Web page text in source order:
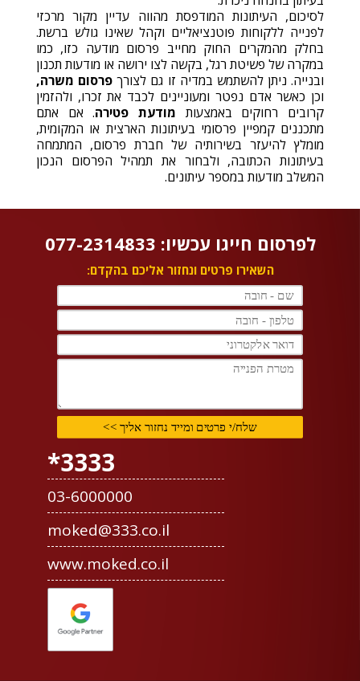
לסיכום, העיתונות המודפסת מהווה עדיין מקור מרכזי
לפנייה ללקוחות פוטנציאליים וקהל שאינו גולש ברשת.
בחלק מהמקרים החוק מחייב פרסום מודעה כזו, כמו
במקרה של פשיטת רגל, בקשה לצו ירושה או מודעות תכנון
ובנייה. ניתן להשתמש במדיה זו גם לצורך פרסום משרה,
וכן כאשר אדם נפטר ומעוניינים לכבד את זכרו, ולהזמין
קרובים רחוקים באמצעות מודעת פטירה. אם אתם
מתכננים קמפיין פרסומי בעיתונות הארצית או המקומית,
מומלץ להיעזר בשירותיה של חברת פרסום, המתמחה
בעיתונות הכתובה, ולבחור את תמהיל הפרסום הנכון
המשלב מודעות במספר עיתונים.
לפרסום חייגו עכשיו: 077-2314833
השאירו פרטים ונחזור אליכם בהקדם:
3333*
03-6000000
moked@333.co.il
www.moked.co.il